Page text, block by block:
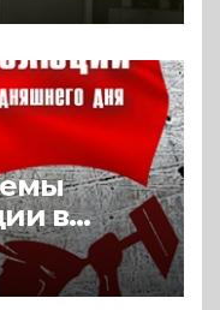
в
(2024) *